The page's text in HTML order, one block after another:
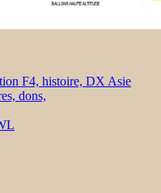
F4, histoire, DX Asie
dons,